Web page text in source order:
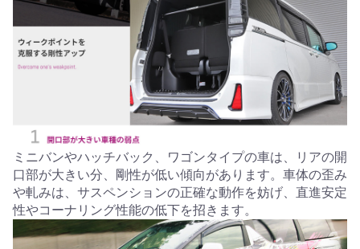
ミニバンやハッチバック、ワゴンタイプの車は、リアの開
口部が大きい分、剛性が低い傾向があります。車体の歪み
や軋みは、サスペンションの正確な動作を妨げ、直進安定
性やコーナリング性能の低下を招きます。